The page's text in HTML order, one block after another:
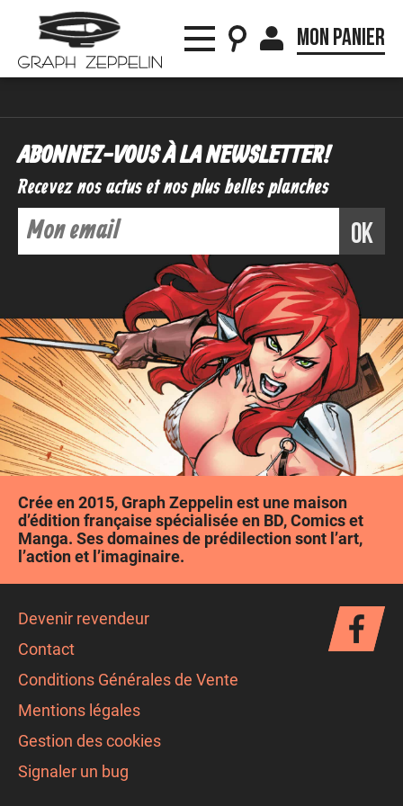
Mon panier
ABONNEZ-VOUS À LA NEWSLETTER !
Recevez nos actus et nos plus belles planches
ok
Crée en 2015, Graph Zeppelin est une maison
d’édition française spécialisée en BD, Comics et
Manga. Ses domaines de prédilection sont l’art,
l’action et l’imaginaire.
Devenir revendeur
Contact
Conditions Générales de Vente
Mentions légales
Gestion des cookies
Signaler un bug